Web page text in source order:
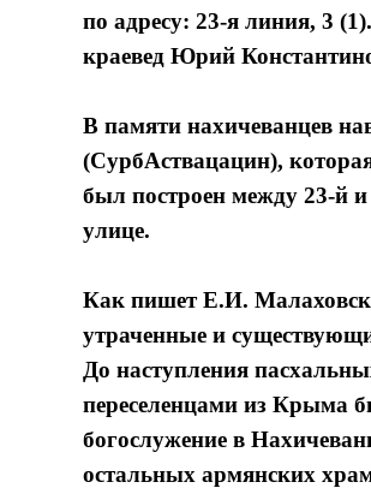
по адресу: 23-я линия, 3
краевед Юрий
В памяти нахичеванцев
(СурбАствацацин),
был построен между 23-й
улице.
Как пишет Е.И.
утраченные и
До наступления
переселенцами из Крыма
богослужение в
остальных армянских